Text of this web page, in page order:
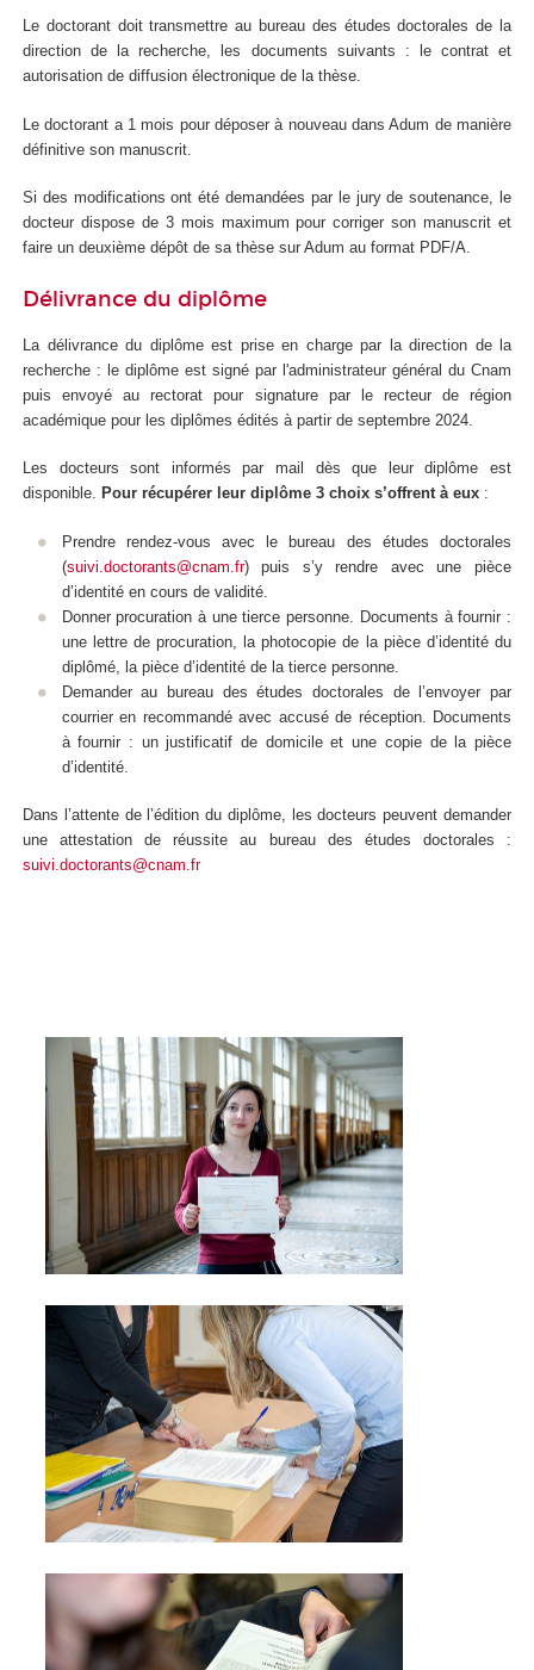
Le doctorant doit transmettre au bureau des études doctorales de la
direction de la recherche, les documents suivants : le contrat et
autorisation de diffusion électronique de la thèse.
Le doctorant a 1 mois pour déposer à nouveau dans Adum de manière
définitive son manuscrit.
Si des modifications ont été demandées par le jury de soutenance, le
docteur dispose de 3 mois maximum pour corriger son manuscrit et
faire un deuxième dépôt de sa thèse sur Adum au format PDF/A.
Délivrance du diplôme
La délivrance du diplôme est prise en charge par la direction de la
recherche : le diplôme est signé par l'administrateur général du Cnam
puis envoyé au rectorat pour signature par le recteur de région
académique pour les diplômes édités à partir de septembre 2024.
Les docteurs sont informés par mail dès que leur diplôme est
disponible. Pour récupérer leur diplôme 3 choix s’offrent à eux :
Prendre rendez-vous avec le bureau des études doctorales
(suivi.doctorants@cnam.fr) puis s’y rendre avec une pièce
d’identité en cours de validité.
Donner procuration à une tierce personne. Documents à fournir :
une lettre de procuration, la photocopie de la pièce d’identité du
diplômé, la pièce d’identité de la tierce personne.
Demander au bureau des études doctorales de l’envoyer par
courrier en recommandé avec accusé de réception. Documents
à fournir : un justificatif de domicile et une copie de la pièce
d’identité.
Dans l’attente de l’édition du diplôme, les docteurs peuvent demander
une attestation de réussite au bureau des études doctorales :
suivi.doctorants@cnam.fr